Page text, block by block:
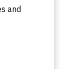
service perfect
van de zaal
en
and